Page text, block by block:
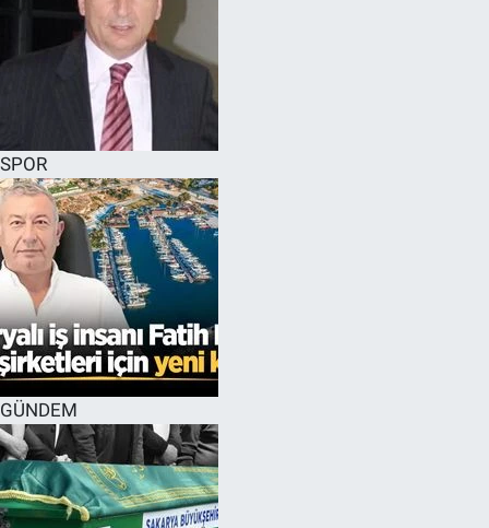
SPOR
GÜNDEM